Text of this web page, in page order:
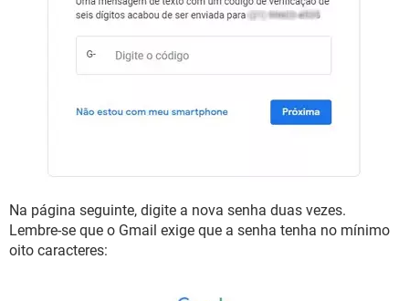
Na página seguinte, digite a nova senha duas vezes.
Lembre-se que o Gmail exige que a senha tenha no mínimo
oito caracteres: